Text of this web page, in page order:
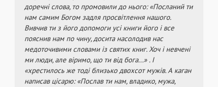
доречні слова, то промовили до нього: «Посланий ти
нам самим Богом задля просвітлення нашого.
Вивчив ти з його допомоги усі книги його і все
пояснив нам по чину, досита насолодив нас
медоточивими словами із святих книг. Хоч і невчені
ми люди, але віримо, що ти від бога...» . І
«хрестилось же тоді близько двохсот мужів. А каган
написав цісарю: «Послав ти нам, владико, мужа,